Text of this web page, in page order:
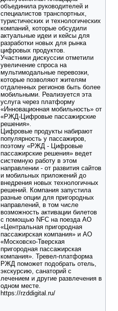
объединила руководителей и
специалистов транспортных,
туристических и технологических
компаний, которые обсудили
актуальные идеи и кейсы для
разработки новых для рынка
цифровых продуктов.
Участники дискуссии отметили
увеличение спроса на
мультимодальные перевозки,
которые позволяют жителям
отдаленных регионов быть более
мобильными. Реализуется эта
услуга через платформу
«Инновационная мобильность» от
«РЖД-Цифровые пассажирские
решения».
Цифровые продукты набирают
популярность у пассажиров,
поэтому «РЖД - Цифровые
пассажирские решения» ведет
системную работу в этом
направлении - от развития сайтов
и мобильных приложений до
внедрения новых технологичных
решений. Компания запустила
разные опции для пригородных
направлений, в том числе
возможность активации билетов
с помощью NFC на поезда АО
«Центральная пригородная
пассажирская компания» и АО
«Московско-Тверская
пригородная пассажирская
компания». Тревел-платформа
РЖД поможет подобрать отель,
экскурсию, санаторий с
лечением и другие развлечения в
одном месте.
https://rzddigital.ru/